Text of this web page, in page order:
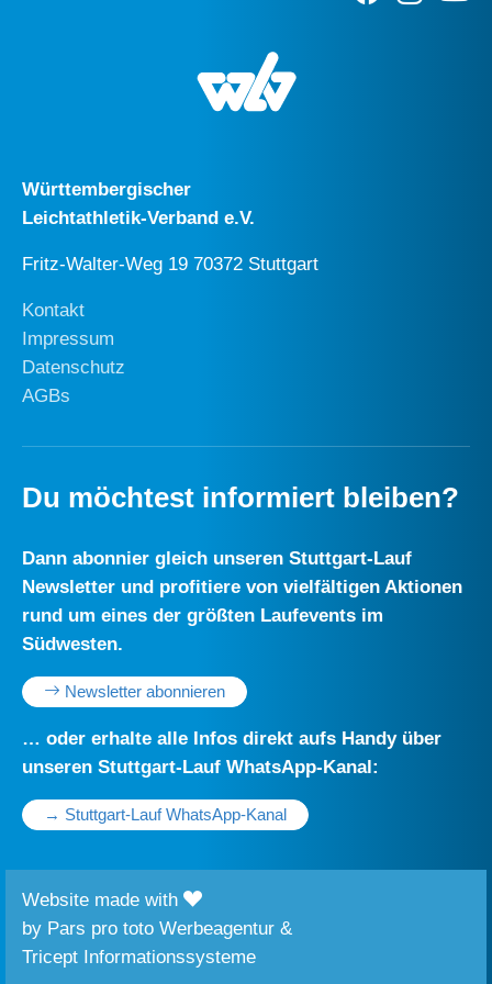
Württembergischer
Leichtathletik-Verband e.V.
Fritz-Walter-Weg 19 70372 Stuttgart
Kontakt
Impressum
Datenschutz
AGBs
Du möchtest informiert bleiben?
Dann abonnier gleich unseren Stuttgart-Lauf
Newsletter und profitiere von vielfältigen Aktionen
rund um eines der größten Laufevents im
Südwesten.
Newsletter abonnieren
… oder erhalte alle Infos direkt aufs Handy über
unseren Stuttgart-Lauf WhatsApp-Kanal:
→ Stuttgart-Lauf WhatsApp-Kanal
Website made with
by Pars pro toto Werbeagentur &
Tricept Informationssysteme